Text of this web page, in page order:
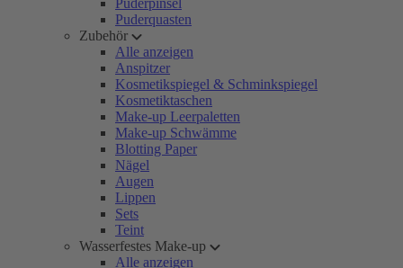
Puderpinsel
Puderquasten
Zubehör
Alle anzeigen
Anspitzer
Kosmetikspiegel & Schminkspiegel
Kosmetiktaschen
Make-up Leerpaletten
Make-up Schwämme
Blotting Paper
Nägel
Augen
Lippen
Sets
Teint
Wasserfestes Make-up
Alle anzeigen